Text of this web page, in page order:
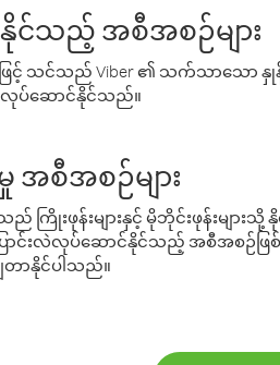
နိုင်သည့် အစီအစဉ်များ
ြင့် သင်သည် Viber ၏ သက်သာသော နှု
လုပ်ဆောင်နိုင်သည်။
အစီအစဉ်များ
ကြိုးဖုန်းများနှင့် မိုဘိုင်းဖုန်းမျာ
င်းလဲလုပ်ဆောင်နိုင်သည့် အစီအစဉ်ဖြ
တာနိုင်ပါသည်။